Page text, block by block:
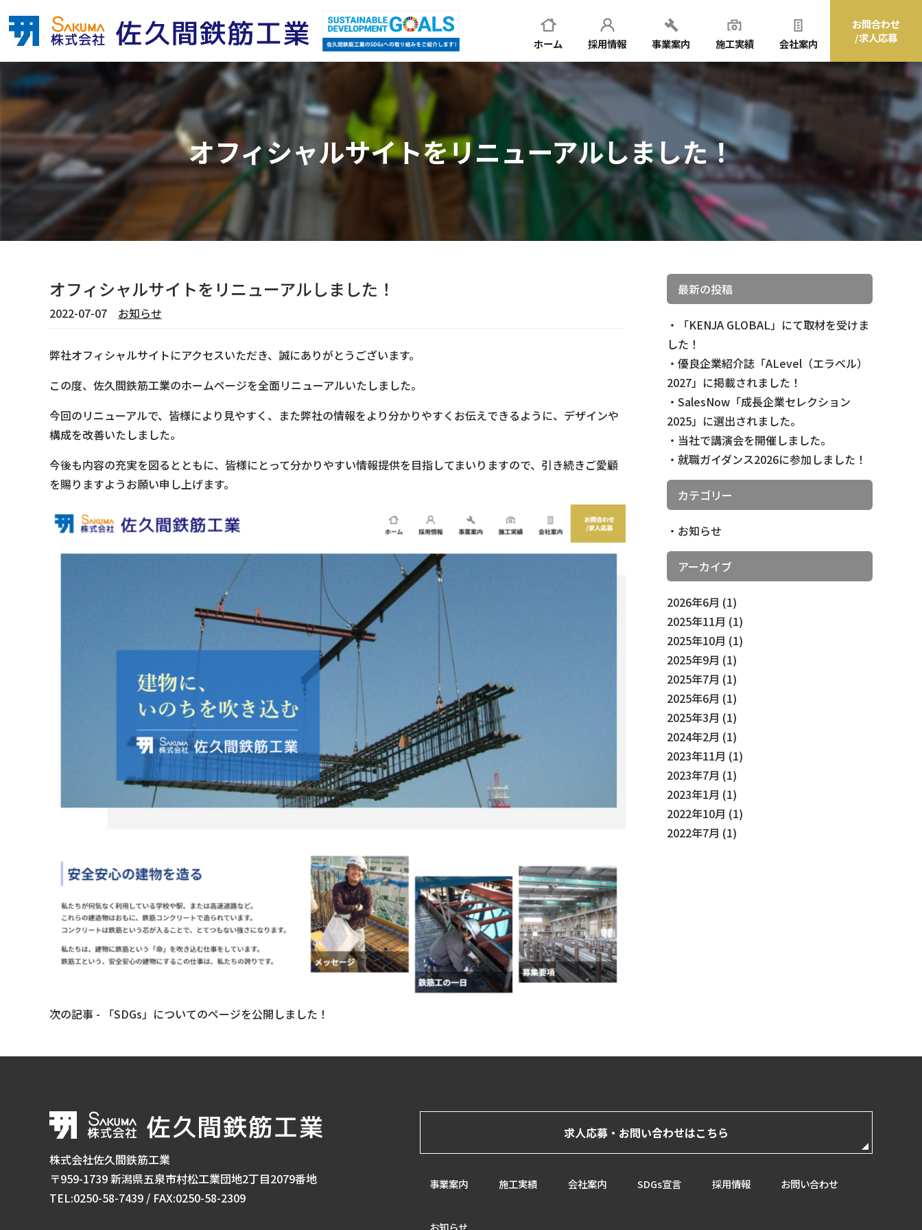
ホーム 採用情報 事業案内 施工実績 会社案内
お問合わせ
/求人応募
オフィシャルサイトをリニューアルしました！
オフィシャルサイトをリニューアルしました！
2022-07-07 お知らせ
弊社オフィシャルサイトにアクセスいただき、誠にありがとうございます。
この度、佐久間鉄筋工業のホームページを全面リニューアルいたしました。
今回のリニューアルで、皆様により見やすく、また弊社の情報をより分かりやすくお伝えできるように、デザインや
構成を改善いたしました。
今後も内容の充実を図るとともに、皆様にとって分かりやすい情報提供を目指してまいりますので、引き続きご愛顧
を賜りますようお願い申し上げます。
前
へ
の
ン
ク
次の記事 - 「SDGs」についてのページを公開しました！
最新の投稿
「KENJA GLOBAL」にて取材を受けま
した！
優良企業紹介誌「ALevel（エラベル）
2027」に掲載されました！
SalesNow「成長企業セレクション
2025」に選出されました。
当社で講演会を開催しました。
就職ガイダンス2026に参加しました！
カテゴリー
お知らせ
アーカイブ
2026年6月 (1)
2025年11月 (1)
2025年10月 (1)
2025年9月 (1)
2025年7月 (1)
2025年6月 (1)
2025年3月 (1)
2024年2月 (1)
2023年11月 (1)
2023年7月 (1)
2023年1月 (1)
2022年10月 (1)
2022年7月 (1)
株式会社佐久間鉄筋工業
〒959-1739 新潟県五泉市村松工業団地2丁目2079番地
TEL:0250-58-7439 / FAX:0250-58-2309
求人応募・お問い合わせはこちら
事業案内 施工実績 会社案内 SDGs宣言 採用情報 お問い合わせ
お知らせ